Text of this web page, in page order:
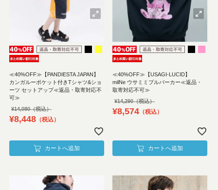
≪40%OFF≫【PANDIESTA JAPAN】
カンガルーポケット付きTシャツ&ショ
ーツ セットアップ≪返品・取寄対応不
可≫
¥14,080
¥8,448 税込
カートへ追加
≪40%OFF≫【USAGI-LUCID】
milNe ウサミミプルパーカー≪返品・
取寄対応不可≫
¥14,290
¥8,574 税込
カートへ追加